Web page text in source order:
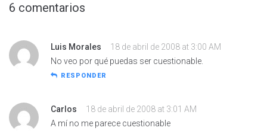
6 comentarios
Luis Morales
18 de abril de 2008 at 3:00 AM
No veo por qué puedas ser cuestionable.
RESPONDER
Carlos
18 de abril de 2008 at 3:01 AM
A mí no me parece cuestionable